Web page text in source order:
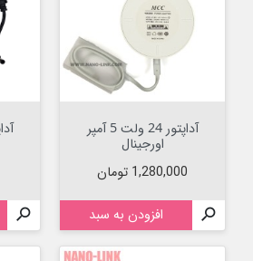
آداپتور 24 ولت 5 آمپر
اورجینال
قیمت
1,280,000 تومان
 افزودن به سبد 